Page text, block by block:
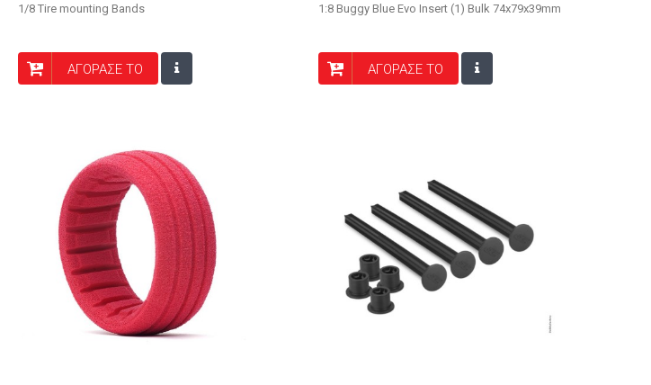
1/8 Tire mounting Bands
ΑΓΟΡΑΣΕ ΤΟ
1:8 Buggy Blue Evo Insert (1) Bulk 74x79x39mm
ΑΓΟΡΑΣΕ ΤΟ